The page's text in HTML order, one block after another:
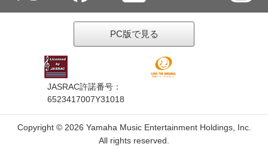
PC版で見る
JASRAC許諾番号：
6523417007Y31018
Copyright © 2026 Yamaha Music Entertainment Holdings, Inc.
All rights reserved.